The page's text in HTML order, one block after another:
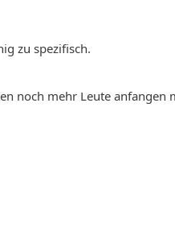
zu spezifisch.
noch mehr Leute anfangen